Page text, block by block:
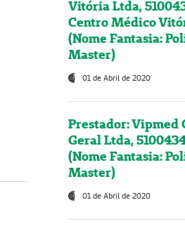
Vitória Ltda,
Centro Médico
(Nome Fantasia:
Master)
01 de Abril de 2020
Prestador: Vipmed
Geral Ltda,
(Nome Fantasia:
Master)
01 de Abril de 2020